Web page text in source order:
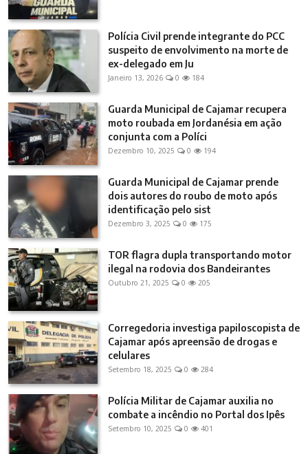
Polícia Civil prende integrante do PCC
suspeito de envolvimento na morte de
ex-delegado em Ju
Janeiro 13, 2026 0 184
Guarda Municipal de Cajamar recupera
moto roubada em Jordanésia em ação
conjunta com a Políci
Dezembro 10, 2025 0 194
Guarda Municipal de Cajamar prende
dois autores do roubo de moto após
identificação pelo sist
Dezembro 3, 2025 0 175
TOR flagra dupla transportando motor
ilegal na rodovia dos Bandeirantes
Outubro 21, 2025 0 205
Corregedoria investiga papiloscopista de
Cajamar após apreensão de drogas e
celulares
Setembro 18, 2025 0 284
Polícia Militar de Cajamar auxilia no
combate a incêndio no Portal dos Ipês
Setembro 10, 2025 0 401